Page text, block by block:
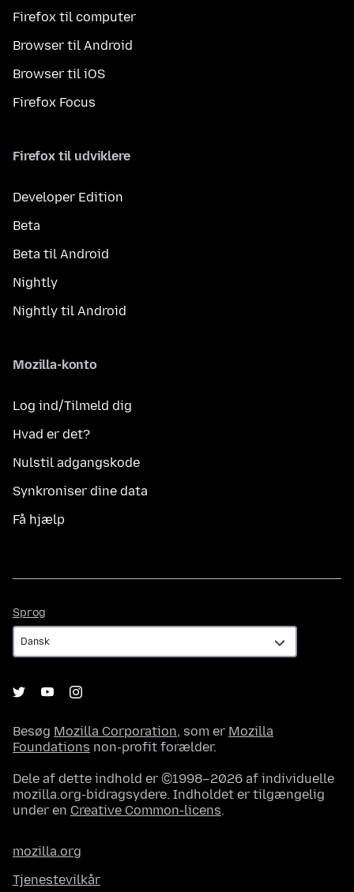
Firefox til computer
Browser til Android
Browser til iOS
Firefox Focus
Firefox til udviklere
Developer Edition
Beta
Beta til Android
Nightly
Nightly til Android
Mozilla-konto
Log ind/Tilmeld dig
Hvad er det?
Nulstil adgangskode
Synkroniser dine data
Få hjælp
Sprog
Besøg Mozilla Corporation, som er Mozilla
Foundations non-profit forælder.
Dele af dette indhold er ©1998–2026 af individuelle
mozilla.org-bidragsydere. Indholdet er tilgængelig
under en Creative Common-licens.
mozilla.org
Tjenestevilkår